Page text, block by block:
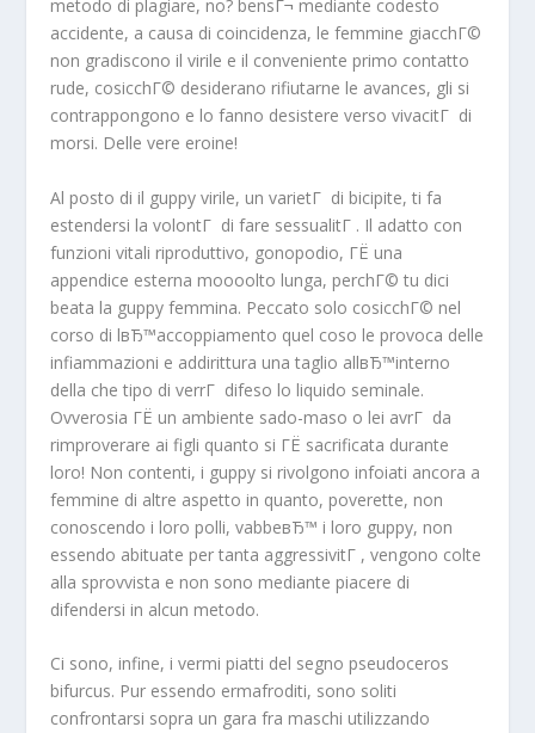
metodo di plagiare, no? bensГ¬ mediante codesto
accidente, a causa di coincidenza, le femmine giacchГ©
non gradiscono il virile e il conveniente primo contatto
rude, cosicchГ© desiderano rifiutarne le avances, gli si
contrappongono e lo fanno desistere verso vivacitГ di
morsi. Delle vere eroine!
Al posto di il guppy virile, un varietГ di bicipite, ti fa
estendersi la volontГ di fare sessualitГ . Il adatto con
funzioni vitali riproduttivo, gonopodio, ГЁ una
appendice esterna moooolto lunga, perchГ© tu dici
beata la guppy femmina. Peccato solo cosicchГ© nel
corso di lвЂ™accoppiamento quel coso le provoca delle
infiammazioni e addirittura una taglio allвЂ™interno
della che tipo di verrГ difeso lo liquido seminale.
Ovverosia ГЁ un ambiente sado-maso o lei avrГ da
rimproverare ai figli quanto si ГЁ sacrificata durante
loro! Non contenti, i guppy si rivolgono infoiati ancora a
femmine di altre aspetto in quanto, poverette, non
conoscendo i loro polli, vabbeвЂ™ i loro guppy, non
essendo abituate per tanta aggressivitГ , vengono colte
alla sprovvista e non sono mediante piacere di
difendersi in alcun metodo.
Ci sono, infine, i vermi piatti del segno pseudoceros
bifurcus. Pur essendo ermafroditi, sono soliti
confrontarsi sopra un gara fra maschi utilizzando